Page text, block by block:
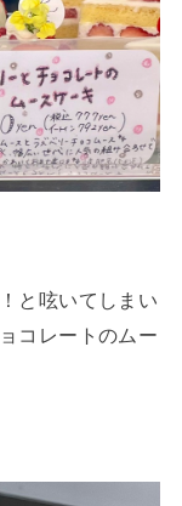
と呟いてしまい
コレートのムー